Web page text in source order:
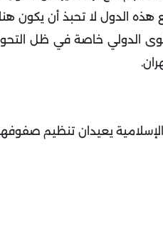
هذه الدول لا تحبذ أن يكون
الدولي خاصة في ظل
يعيدان تنظيم